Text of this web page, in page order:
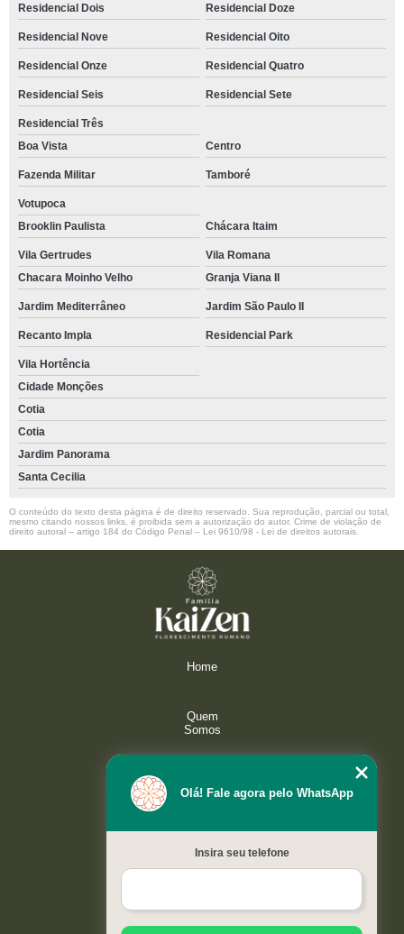
Residencial Dois Residencial Doze
Residencial Nove Residencial Oito
Residencial Onze Residencial Quatro
Residencial Seis Residencial Sete
Residencial Três
Boa Vista
Centro
Fazenda Militar Tamboré
Votupoca
Brooklin Paulista
Chácara Itaim
Vila Gertrudes
Vila Romana
Chacara Moinho Velho
Granja Viana II
Jardim Mediterrâneo Jardim São Paulo II
Recanto Impla Residencial Park
Vila Hortência
Cidade Monções
Cotia
Cotia
Jardim Panorama
Santa Cecilia
O conteúdo do texto desta página é de direito reservado. Sua reprodução, parcial ou total,
mesmo citando nossos links, é proibida sem a autorização do autor. Crime de violação de
direito autoral – artigo 184 do Código Penal – Lei 9610/98 - Lei de direitos autorais
Home
Quem
Somos
Galeria
Mapa do
Olá! Fale agora pelo WhatsApp
Insira seu telefone